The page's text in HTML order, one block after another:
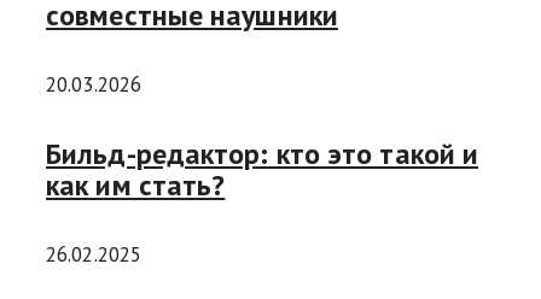
совместные наушники
20.03.2026
Бильд-редактор: кто это такой и
как им стать?
26.02.2025